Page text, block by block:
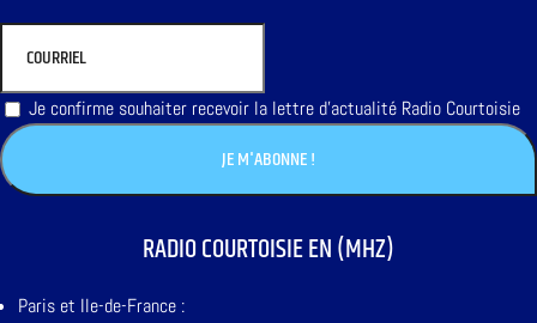
Je confirme souhaiter recevoir la lettre d'actualité Radio Courtoisie
RADIO COURTOISIE EN (MHZ)
Paris et Ile-de-France :